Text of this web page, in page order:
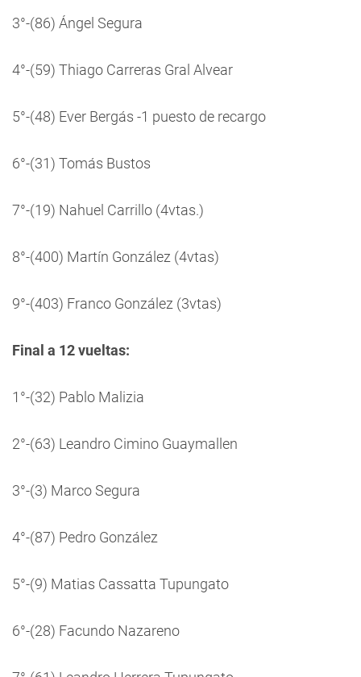
3°-(86) Ángel Segura
4°-(59) Thiago Carreras Gral Alvear
5°-(48) Ever Bergás -1 puesto de recargo
6°-(31) Tomás Bustos
7°-(19) Nahuel Carrillo (4vtas.)
8°-(400) Martín González (4vtas)
9°-(403) Franco González (3vtas)
Final a 12 vueltas:
1°-(32) Pablo Malizia
2°-(63) Leandro Cimino Guaymallen
3°-(3) Marco Segura
4°-(87) Pedro González
5°-(9) Matias Cassatta Tupungato
6°-(28) Facundo Nazareno